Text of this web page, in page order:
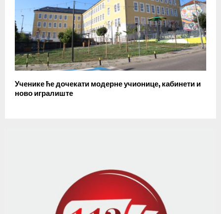
Ученике ће дочекати модерне учионице, кабинети и
ново игралиште